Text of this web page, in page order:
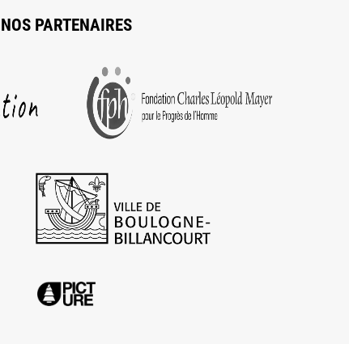
NOS PARTENAIRES